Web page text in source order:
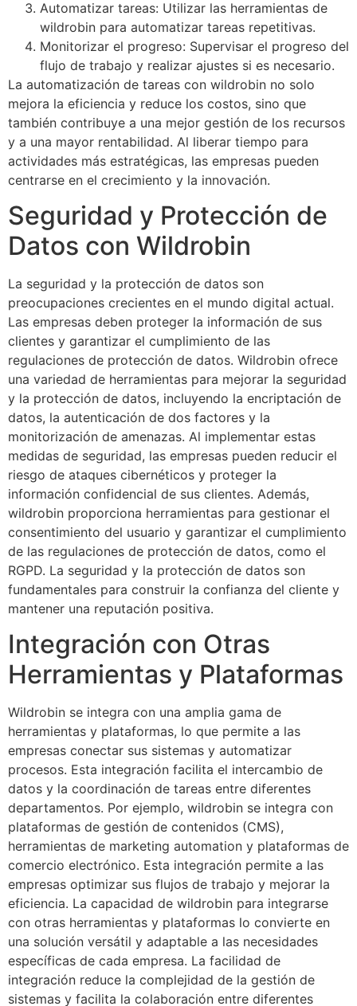
Automatizar tareas: Utilizar las herramientas de
wildrobin para automatizar tareas repetitivas.
Monitorizar el progreso: Supervisar el progreso del
flujo de trabajo y realizar ajustes si es necesario.
La automatización de tareas con wildrobin no solo
mejora la eficiencia y reduce los costos, sino que
también contribuye a una mejor gestión de los recursos
y a una mayor rentabilidad. Al liberar tiempo para
actividades más estratégicas, las empresas pueden
centrarse en el crecimiento y la innovación.
Seguridad y Protección de
Datos con Wildrobin
La seguridad y la protección de datos son
preocupaciones crecientes en el mundo digital actual.
Las empresas deben proteger la información de sus
clientes y garantizar el cumplimiento de las
regulaciones de protección de datos. Wildrobin ofrece
una variedad de herramientas para mejorar la seguridad
y la protección de datos, incluyendo la encriptación de
datos, la autenticación de dos factores y la
monitorización de amenazas. Al implementar estas
medidas de seguridad, las empresas pueden reducir el
riesgo de ataques cibernéticos y proteger la
información confidencial de sus clientes. Además,
wildrobin proporciona herramientas para gestionar el
consentimiento del usuario y garantizar el cumplimiento
de las regulaciones de protección de datos, como el
RGPD. La seguridad y la protección de datos son
fundamentales para construir la confianza del cliente y
mantener una reputación positiva.
Integración con Otras
Herramientas y Plataformas
Wildrobin se integra con una amplia gama de
herramientas y plataformas, lo que permite a las
empresas conectar sus sistemas y automatizar
procesos. Esta integración facilita el intercambio de
datos y la coordinación de tareas entre diferentes
departamentos. Por ejemplo, wildrobin se integra con
plataformas de gestión de contenidos (CMS),
herramientas de marketing automation y plataformas de
comercio electrónico. Esta integración permite a las
empresas optimizar sus flujos de trabajo y mejorar la
eficiencia. La capacidad de wildrobin para integrarse
con otras herramientas y plataformas lo convierte en
una solución versátil y adaptable a las necesidades
específicas de cada empresa. La facilidad de
integración reduce la complejidad de la gestión de
sistemas y facilita la colaboración entre diferentes